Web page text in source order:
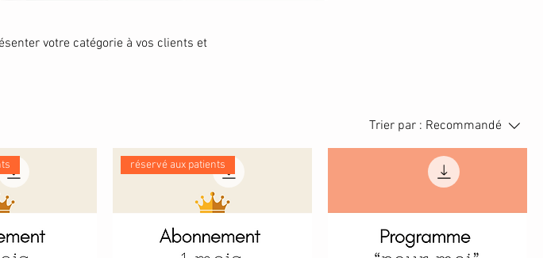
votre catégorie à vos clients et
Trier par : Recommandé
réservé aux patients